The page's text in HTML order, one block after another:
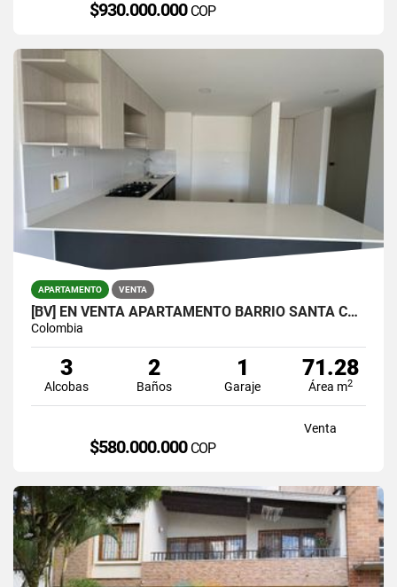
$930.000.000 COP
APARTAMENTO VENTA
[BV] EN VENTA APARTAMENTO BARRIO SANTA CATALINA, SURAMÉRICA, ITAGÜÍ
Colombia
3
Alcobas
2
Baños
1
Garaje
71.28
Área m2
Venta
$580.000.000 COP